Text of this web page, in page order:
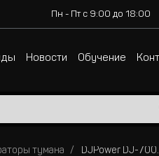
Пн - Пт с 9:00 до 18:00
Новости Обучение
тумана DJPower DJ-